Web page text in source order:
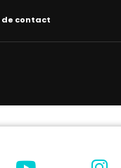
de contact